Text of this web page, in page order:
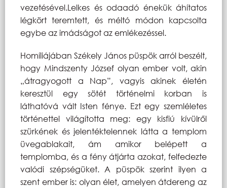
vezetésével.Lelkes és odaadó énekük áhítatos
légkört teremtett, és méltó módon kapcsolta
egybe az imádságot az emlékezéssel.
Homíliájában Székely János püspök arról beszélt,
hogy Mindszenty József olyan ember volt, akin
„átragyogott a Nap”, vagyis akinek életén
keresztül egy sötét történelmi korban is
láthatóvá vált Isten fénye. Ezt egy szemléletes
történettel világította meg: egy kisfiú kívülről
szürkének és jelentéktelennek látta a templom
üvegablakait, ám amikor belépett a
templomba, és a fény átjárta azokat, felfedezte
valódi szépségüket. A püspök szerint ilyen a
szent ember is: olyan élet, amelyen átdereng az